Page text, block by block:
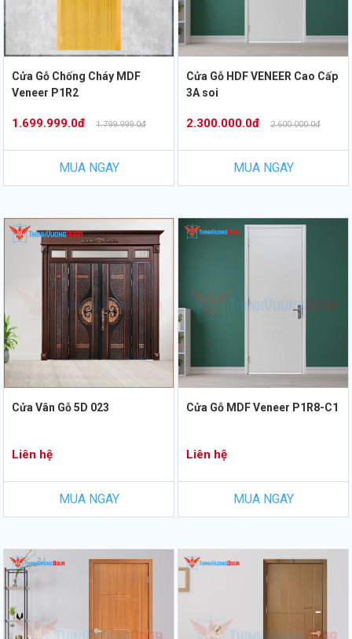
Cửa Gỗ Chống Cháy MDF
Veneer P1R2
1.699.999.0đ 1.799.999.0đ
MUA NGAY
Cửa Gỗ HDF VENEER Cao Cấp
3A soi
2.300.000.0đ 2.600.000.0đ
MUA NGAY
Cửa Vân Gỗ 5D 023
Liên hệ
MUA NGAY
Cửa Gỗ MDF Veneer P1R8-C1
Liên hệ
MUA NGAY